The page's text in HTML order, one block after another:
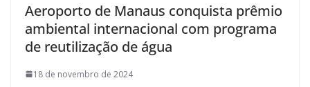
Aeroporto de Manaus conquista prêmio
ambiental internacional com programa
de reutilização de água
18 de novembro de 2024